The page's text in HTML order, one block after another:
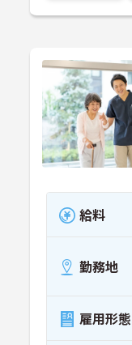
給料
勤務地
雇用形態